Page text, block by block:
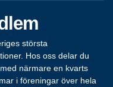
största
Hos oss delar du
närmare en kvarts
i föreningar över hela